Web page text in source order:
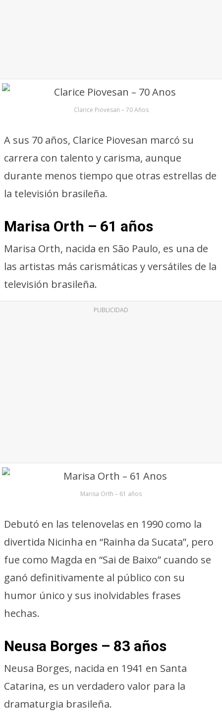
Clarice Piovesan – 70 Años
A sus 70 años, Clarice Piovesan marcó su
carrera con talento y carisma, aunque
durante menos tiempo que otras estrellas de
la televisión brasileña.
Marisa Orth – 61 años
Marisa Orth, nacida en São Paulo, es una de
las artistas más carismáticas y versátiles de la
televisión brasileña.
PUBLICIDAD
Marisa Orth – 61 años
Debutó en las telenovelas en 1990 como la
divertida Nicinha en “Rainha da Sucata”, pero
fue como Magda en “Sai de Baixo” cuando se
ganó definitivamente al público con su
humor único y sus inolvidables frases
hechas.
Neusa Borges – 83 años
Neusa Borges, nacida en 1941 en Santa
Catarina, es un verdadero valor para la
dramaturgia brasileña.